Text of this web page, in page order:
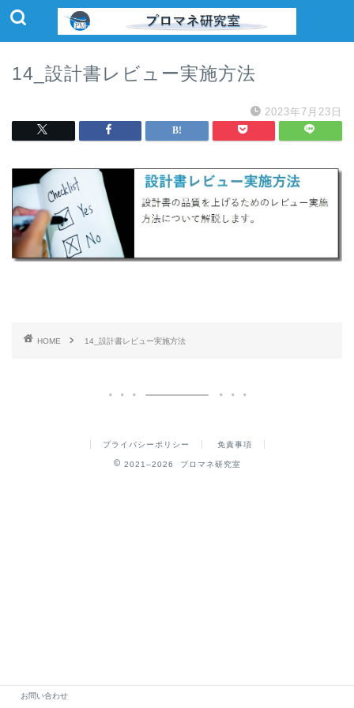
14_設計書レビュー実施方法
2023年7月23日
HOME 14_設計書レビュー実施方法
プライバシーポリシー 免責事項
2021–2026 プロマネ研究室
お問い合わせ